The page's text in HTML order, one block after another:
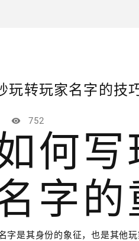
玩转玩家名字的技
752
何写
字的
字是其身份的象征，也是其他